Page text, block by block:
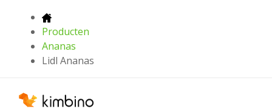
Producten
Ananas
Lidl Ananas